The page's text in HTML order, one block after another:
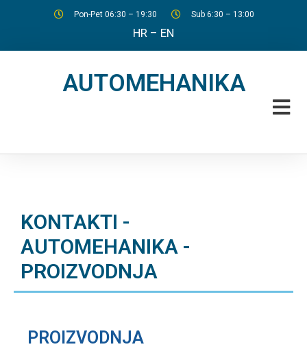
Pon-Pet 06:30 – 19:30 Sub 6:30 – 13:00
HR – EN
AUTOMEHANIKA
KONTAKTI -
AUTOMEHANIKA -
PROIZVODNJA
PROIZVODNJA